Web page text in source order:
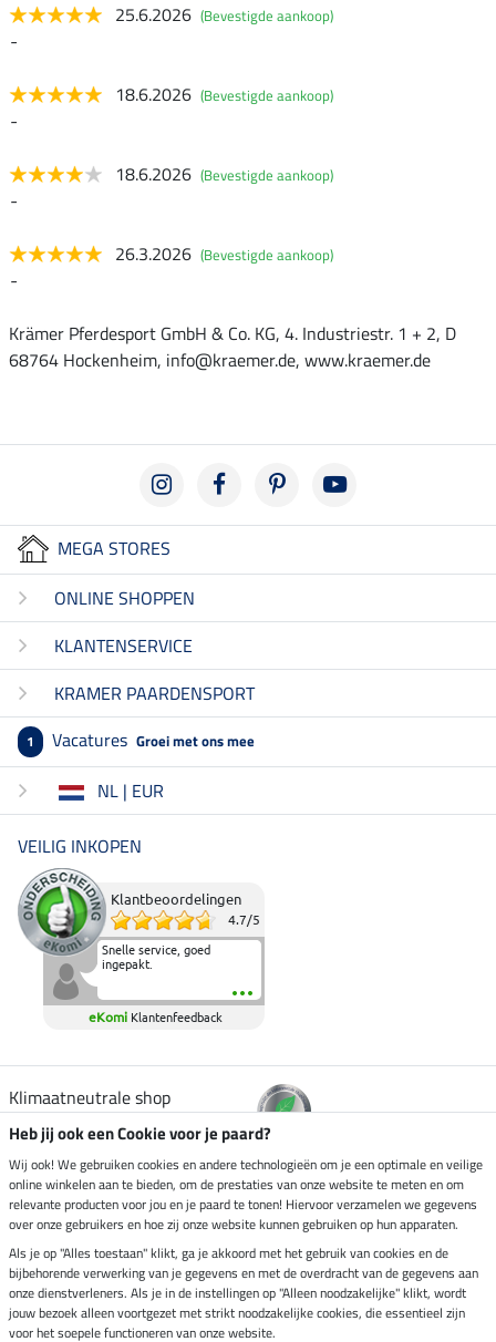
25.6.2026 (Bevestigde aankoop)
-
18.6.2026 (Bevestigde aankoop)
-
18.6.2026 (Bevestigde aankoop)
-
26.3.2026 (Bevestigde aankoop)
-
Krämer Pferdesport GmbH & Co. KG, 4. Industriestr. 1 + 2, D
68764 Hockenheim, info@kraemer.de, www.kraemer.de
MEGA STORES
ONLINE SHOPPEN
KLANTENSERVICE
KRAMER PAARDENSPORT
1 Vacatures Groei met ons mee
NL | EUR
VEILIG INKOPEN
Klantbeoordelingen
4.7/5
Snelle service, goed
ingepakt.
eKomi Klantenfeedback
Klimaatneutrale shop
Verzending per
Veilig betalen met
Impressum
Heb jij ook een Cookie voor je paard?
Wij ook! We gebruiken cookies en andere technologieën om je een optimale en veilige
online winkelen aan te bieden, om de prestaties van onze website te meten en om
relevante producten voor jou en je paard te tonen! Hiervoor verzamelen we gegevens
over onze gebruikers en hoe zij onze website kunnen gebruiken op hun apparaten.
Als je op "Alles toestaan" klikt, ga je akkoord met het gebruik van cookies en de
bijbehorende verwerking van je gegevens en met de overdracht van de gegevens aan
onze dienstverleners. Als je in de instellingen op "Alleen noodzakelijke" klikt, wordt
jouw bezoek alleen voortgezet met strikt noodzakelijke cookies, die essentieel zijn
voor het soepele functioneren van onze website.